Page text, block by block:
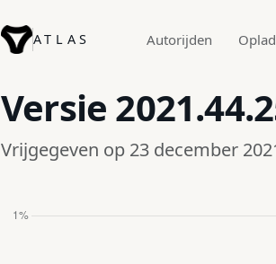
ATLAS Autorijden
Versie
Vrijgegeven op 23 december